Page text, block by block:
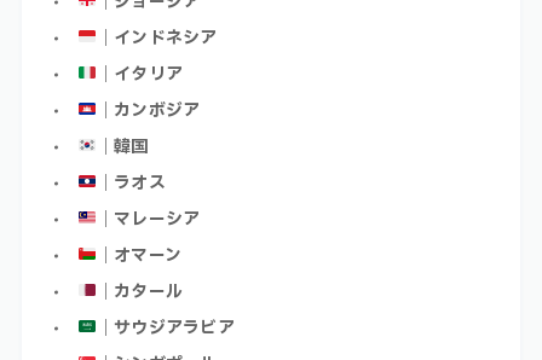
｜インドネシア
｜イタリア
｜カンボジア
｜韓国
｜ラオス
｜マレーシア
｜オマーン
｜カタール
｜サウジアラビア